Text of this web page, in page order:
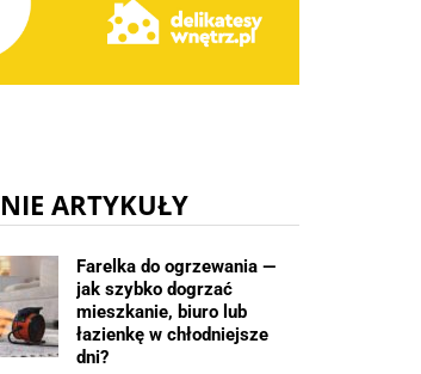
ARTYKUŁY
Farelka do ogrzewania —
jak szybko dogrzać
mieszkanie, biuro lub
łazienkę w chłodniejsze
dni?